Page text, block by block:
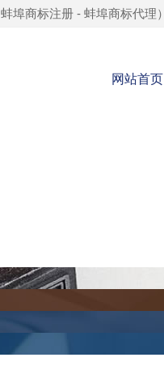
蚌埠商标注册 - 蚌埠商标代理
网站首页